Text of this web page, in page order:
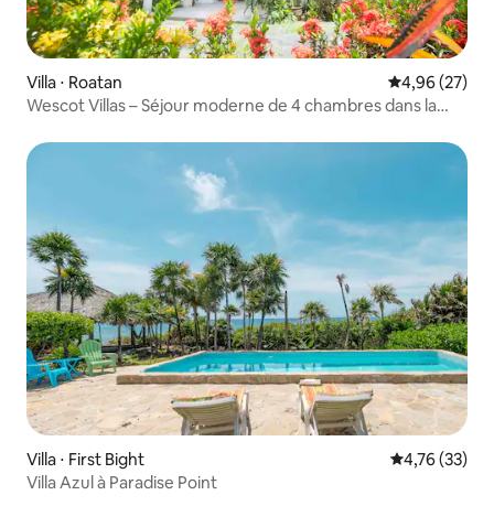
Villa ⋅ Roatan Évaluation
4,96 (27)
Wescot Villas – Séjour moderne de 4 chambres dans la
Villa ⋅ First Bight Évaluation
4,76 (33)
Villa Azul à Paradise Point